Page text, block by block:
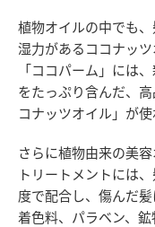
植物オイルの中でも
湿力があるココナッツ
「ココパーム」には
をたっぷり含んだ、
コナッツオイル」が使
さらに植物由来の美
トリートメントには
度で配合し、傷んだ髪
着色料、パラベン、